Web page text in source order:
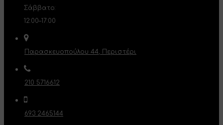
Σάββατο:
12:00–17:00
Παρασκευοπούλου 44, Περιστέρι
210 5716612
693 2465144